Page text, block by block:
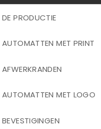
DE PRODUCTIE
AUTOMATTEN MET PRINT
AFWERKRANDEN
AUTOMATTEN MET LOGO
BEVESTIGINGEN